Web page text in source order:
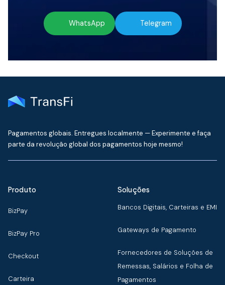
WhatsApp Telegram
Pagamentos globais. Entregues localmente — Experimente e faça
parte da revolução global dos pagamentos hoje mesmo!
Produto
BizPay
BizPay Pro
Checkout
Carteira
Soluções
Bancos Digitais, Carteiras e EMI
Gateways de Pagamento
Fornecedores de Soluções de
Remessas, Salários e Folha de
Pagamentos